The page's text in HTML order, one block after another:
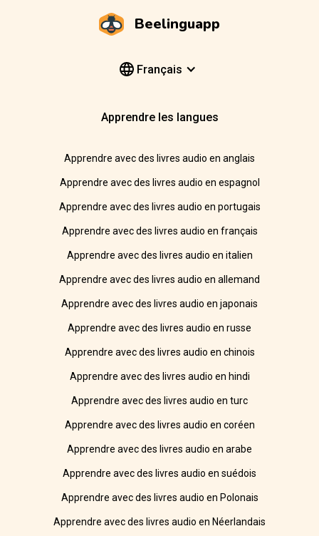
Beelinguapp
Français
Apprendre les langues
Apprendre avec des livres audio en anglais
Apprendre avec des livres audio en espagnol
Apprendre avec des livres audio en portugais
Apprendre avec des livres audio en français
Apprendre avec des livres audio en italien
Apprendre avec des livres audio en allemand
Apprendre avec des livres audio en japonais
Apprendre avec des livres audio en russe
Apprendre avec des livres audio en chinois
Apprendre avec des livres audio en hindi
Apprendre avec des livres audio en turc
Apprendre avec des livres audio en coréen
Apprendre avec des livres audio en arabe
Apprendre avec des livres audio en suédois
Apprendre avec des livres audio en Polonais
Apprendre avec des livres audio en Néerlandais